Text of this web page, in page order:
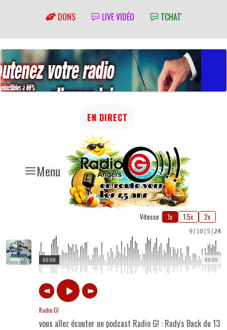
DONS LIVE VIDÉO TCHAT'
Menu
EN DIRECT
Vitesse : 1x 1.5x 2x
9 10 5 24
00:05
00:00
Radio G!
vous allez écouter un podcast Radio G! : Rudy's Back du 13